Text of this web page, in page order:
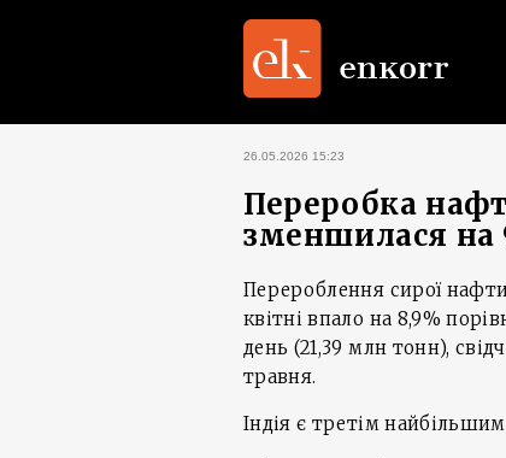
26.05.2026 15:23
Переробка
зменшилася на
Перероблення сирої
квітні впало на 8,9%
день (21,39 млн тонн),
травня.
Індія є третім